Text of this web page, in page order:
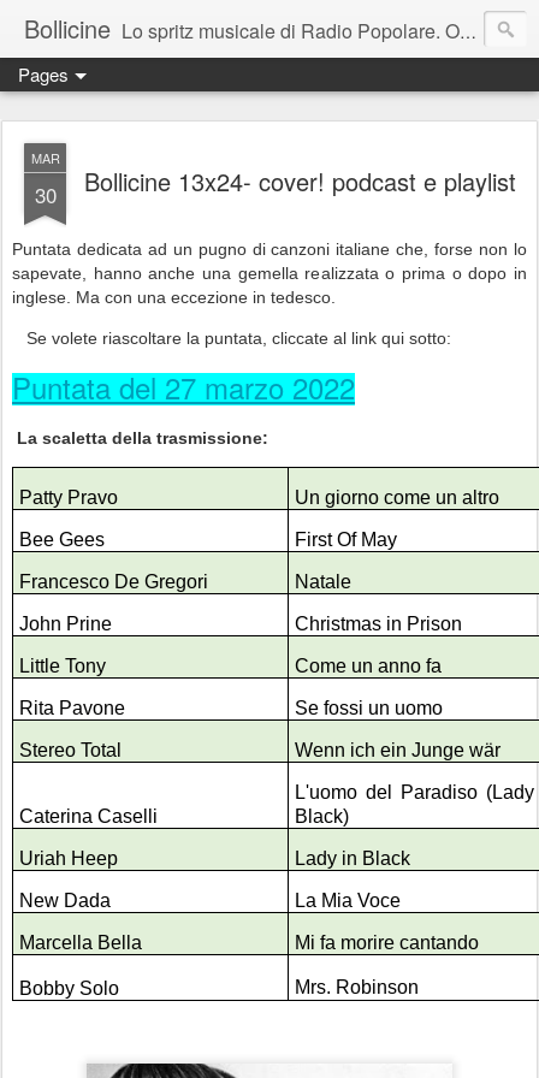
Bollicine Lo spritz musicale di Radio Popolare. Ogni domenica dalle 16.30 alle 17.30
Pages
MAR
30 Bollicine 13x24- cover! podcast e playlist
Puntata dedicata ad un pugno di canzoni italiane che, forse non lo
sapevate, hanno anche una gemella realizzata o prima o dopo in
inglese. Ma con una eccezione in tedesco.
Se volete riascoltare la puntata , cliccate al link qui sotto:
Puntata del 27 marzo 2022
La scaletta della trasmissione:
Patty Pravo Un giorno come un altro
Bee Gees First Of May
Francesco De Gregori Natale
John Prine Christmas in Prison
Little Tony Come un anno fa
Rita Pavone Se fossi un uomo
Stereo Total Wenn ich ein Junge wär
Caterina Caselli
L'uomo del Paradiso
Black)
Uriah Heep Lady in Black
New Dada La Mia Voce
Marcella Bella Mi fa morire cantando
Bobby Solo Mrs. Robinson